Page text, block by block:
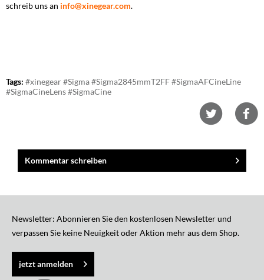
schreib uns an info@xinegear.com.
Tags: #xinegear #Sigma #Sigma2845mmT2FF #SigmaAFCineLine
#SigmaCineLens #SigmaCine
Kommentar schreiben
Newsletter: Abonnieren Sie den kostenlosen Newsletter und
verpassen Sie keine Neuigkeit oder Aktion mehr aus dem Shop.
jetzt anmelden